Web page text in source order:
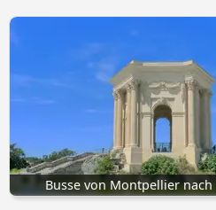
Busse von Montpellier nach